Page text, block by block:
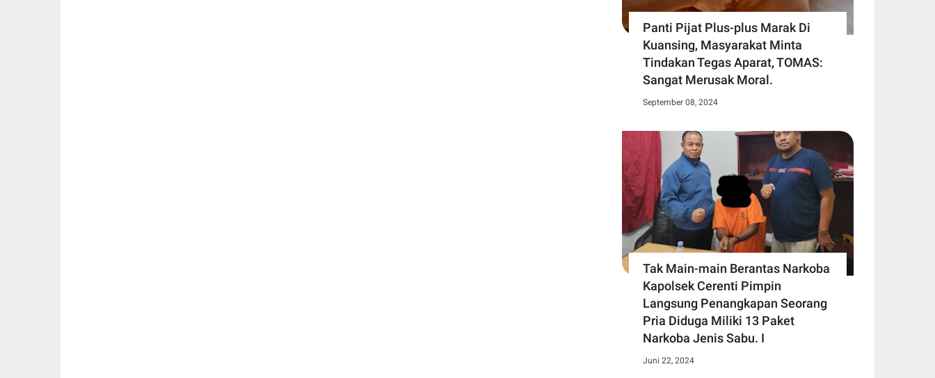
Panti Pijat Plus-plus Marak Di
Kuansing, Masyarakat Minta
Tindakan Tegas Aparat, TOMAS:
Sangat Merusak Moral.
September 08, 2024
Tak Main-main Berantas Narkoba
Kapolsek Cerenti Pimpin
Langsung Penangkapan Seorang
Pria Diduga Miliki 13 Paket
Narkoba Jenis Sabu. I
Juni 22, 2024